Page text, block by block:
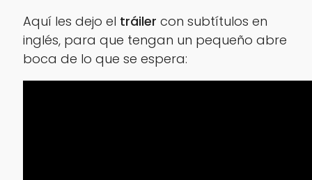
Aquí les dejo el tráiler con subtítulos en
inglés, para que tengan un pequeño abre
boca de lo que se espera: